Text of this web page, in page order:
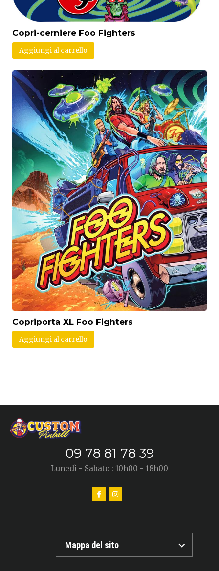
Copri-cerniere Foo Fighters
Aggiungi al carrello
Copriporta XL Foo Fighters
Aggiungi al carrello
09 78 81 78 39
Lunedì - Sabato : 10h00 - 18h00
Mappa del sito